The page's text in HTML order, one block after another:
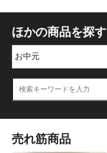
ほかの商品を探す
売れ筋商品